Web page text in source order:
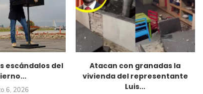
escándalos del
6, 2026
Atacan con granadas la
vivienda del representante
Luis...